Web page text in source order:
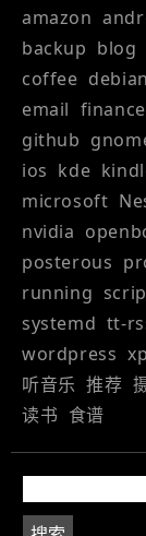
amazon
backup blog
coffee debian
email finance
github
ios kde
microsoft
nvidia
posterous
running
systemd tt-
wordpress
听音乐 推荐
读书 食谱